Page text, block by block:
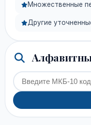
Множественные
Другие